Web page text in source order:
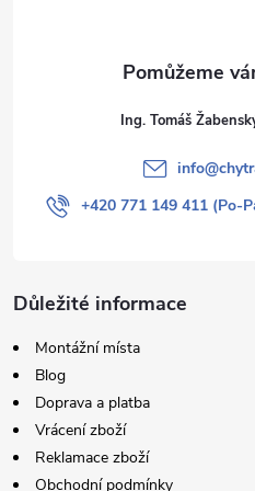
Ing. Tomáš
info@
+420 771 149 411 (Po-
Důležité informace
Montážní místa
Blog
Doprava a platba
Vrácení zboží
Reklamace zboží
Obchodní podmínky